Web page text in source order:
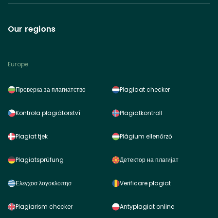
Our regions
Europe
Проверка за плагиатство
Kontrola plagiátorství
Plagiat tjek
Plagiatsprüfung
Ελεγχοσ λογοκλοπησ
Plagiarism checker
Plagiaat checker
Plagiatkontroll
Plágium ellenőrző
Детектор на плагијат
Verificare plagiat
Antyplagiat online